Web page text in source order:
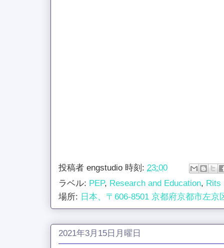
投稿者 engstudio 時刻: 23:00
ラベル: PEP, Research and Education, Rits
場所: 日本、〒606-8501 京都府京都市左京
2021年3月15日月曜日